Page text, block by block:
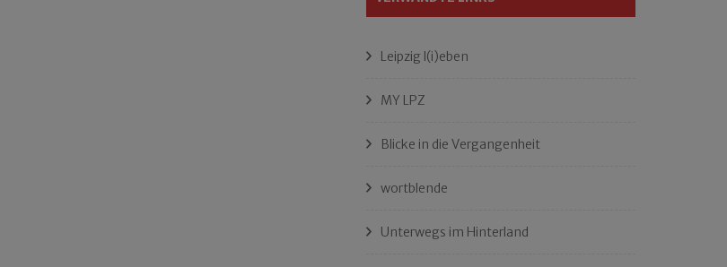
Leipzig l(i)eben
MY LPZ
Blicke in die Vergangenheit
wortblende
Unterwegs im Hinterland